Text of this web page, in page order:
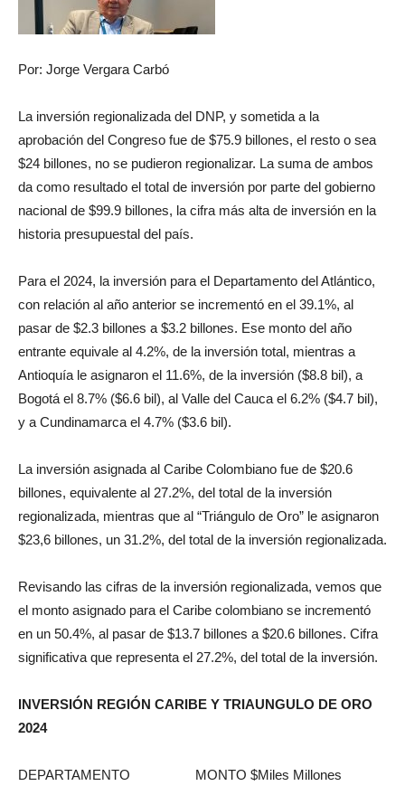
Por: Jorge Vergara Carbó
La inversión regionalizada del DNP, y sometida a la
aprobación del Congreso fue de $75.9 billones, el resto o sea
$24 billones, no se pudieron regionalizar. La suma de ambos
da como resultado el total de inversión por parte del gobierno
nacional de $99.9 billones, la cifra más alta de inversión en la
historia presupuestal del país.
Para el 2024, la inversión para el Departamento del Atlántico,
con relación al año anterior se incrementó en el 39.1%, al
pasar de $2.3 billones a $3.2 billones. Ese monto del año
entrante equivale al 4.2%, de la inversión total, mientras a
Antioquía le asignaron el 11.6%, de la inversión ($8.8 bil), a
Bogotá el 8.7% ($6.6 bil), al Valle del Cauca el 6.2% ($4.7 bil),
y a Cundinamarca el 4.7% ($3.6 bil).
La inversión asignada al Caribe Colombiano fue de $20.6
billones, equivalente al 27.2%, del total de la inversión
regionalizada, mientras que al “Triángulo de Oro” le asignaron
$23,6 billones, un 31.2%, del total de la inversión regionalizada.
Revisando las cifras de la inversión regionalizada, vemos que
el monto asignado para el Caribe colombiano se incrementó
en un 50.4%, al pasar de $13.7 billones a $20.6 billones. Cifra
significativa que representa el 27.2%, del total de la inversión.
INVERSIÓN REGIÓN CARIBE Y TRIAUNGULO DE ORO
2024
DEPARTAMENTO MONTO $Miles Millones